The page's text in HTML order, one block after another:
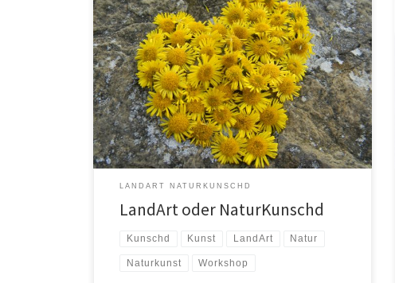
Sich mit wachem Blick in die Natur begeben! Auf kleine
und große Besonderheiten achten! Ein Gespür für die
Ausstrahlung und […]
LANDART NATURKUNSCHD
LandArt oder NaturKunschd
Kunschd Kunst LandArt Natur
Naturkunst Workshop